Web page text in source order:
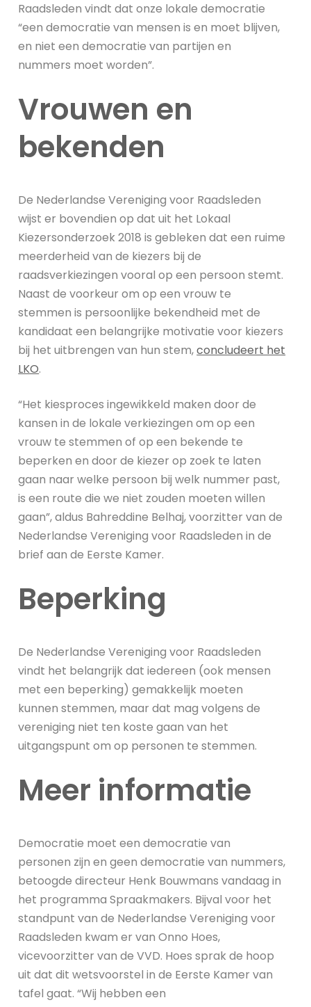
Raadsleden vindt dat onze lokale democratie
“een democratie van mensen is en moet blijven,
en niet een democratie van partijen en
nummers moet worden”.
Vrouwen en
bekenden
De Nederlandse Vereniging voor Raadsleden
wijst er bovendien op dat uit het Lokaal
Kiezersonderzoek 2018 is gebleken dat een ruime
meerderheid van de kiezers bij de
raadsverkiezingen vooral op een persoon stemt.
Naast de voorkeur om op een vrouw te
stemmen is persoonlijke bekendheid met de
kandidaat een belangrijke motivatie voor kiezers
bij het uitbrengen van hun stem,concludeert het
LKO.
“Het kiesproces ingewikkeld maken door de
kansen in de lokale verkiezingen om op een
vrouw te stemmen of op een bekende te
beperken en door de kiezer op zoek te laten
gaan naar welke persoon bij welk nummer past,
is een route die we niet zouden moeten willen
gaan”, aldus Bahreddine Belhaj, voorzitter van de
Nederlandse Vereniging voor Raadsleden in de
brief aan de Eerste Kamer.
Beperking
De Nederlandse Vereniging voor Raadsleden
vindt het belangrijk dat iedereen (ook mensen
met een beperking) gemakkelijk moeten
kunnen stemmen, maar dat mag volgens de
vereniging niet ten koste gaan van het
uitgangspunt om op personen te stemmen.
Meer informatie
Democratie moet een democratie van
personen zijn en geen democratie van nummers,
betoogde directeur Henk Bouwmans vandaag in
het programma Spraakmakers. Bijval voor het
standpunt van de Nederlandse Vereniging voor
Raadsleden kwam er van Onno Hoes,
vicevoorzitter van de VVD. Hoes sprak de hoop
uit dat dit wetsvoorstel in de Eerste Kamer van
tafel gaat. “Wij hebben een